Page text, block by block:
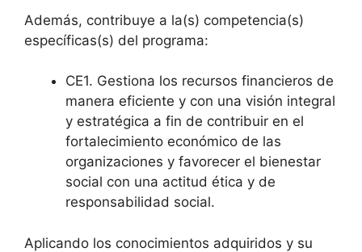
Además, contribuye a la(s) competencia(s)
específicas(s) del programa:
CE1. Gestiona los recursos financieros de
manera eficiente y con una visión integral
y estratégica a fin de contribuir en el
fortalecimiento económico de las
organizaciones y favorecer el bienestar
social con una actitud ética y de
responsabilidad social.
Aplicando los conocimientos adquiridos y su